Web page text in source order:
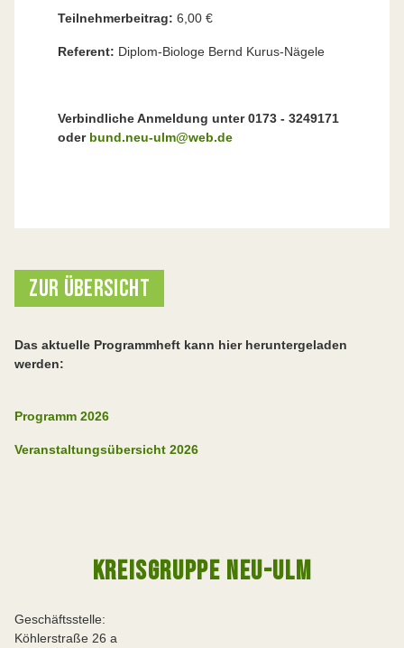
Teilnehmerbeitrag: 6,00 €
Referent: Diplom-Biologe Bernd Kurus-Nägele
Verbindliche Anmeldung unter 0173 - 3249171
oder bund.neu-ulm@web.de
ZUR ÜBERSICHT
Das aktuelle Programmheft kann hier heruntergeladen
werden:
Programm 2026
Veranstaltungsübersicht 2026
KREISGRUPPE NEU-ULM
Geschäftsstelle:
Köhlerstraße 26 a